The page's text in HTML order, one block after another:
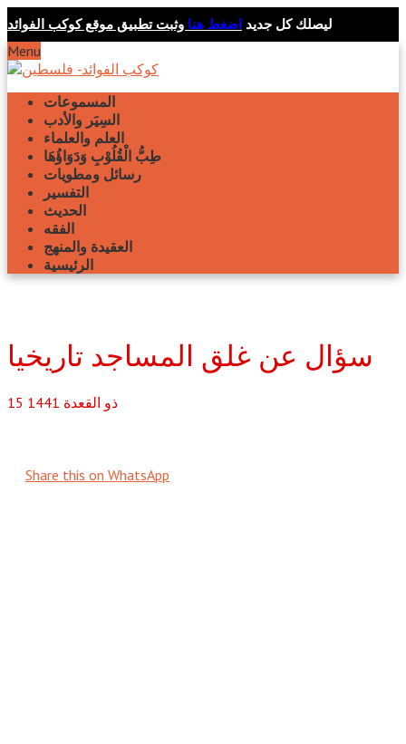
ليصلك كل جديد اضغط هنا وثبت تطبيق موقع كوكب الفوائد
Menu
المسموعات
السِيَر والأدب
العلم والعلماء
طِبُّ الْقُلُوْبِ وَدَوَاؤُهَا
رسائل ومطويات
التفسير
الحديث
الفقه
العقيدة والمنهج
الرئيسية
سؤال عن غلق المساجد تاريخيا
15 ذو القعدة 1441
Share this on WhatsApp